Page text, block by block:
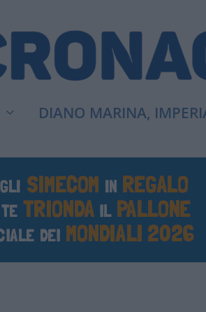
DIANO MARINA,